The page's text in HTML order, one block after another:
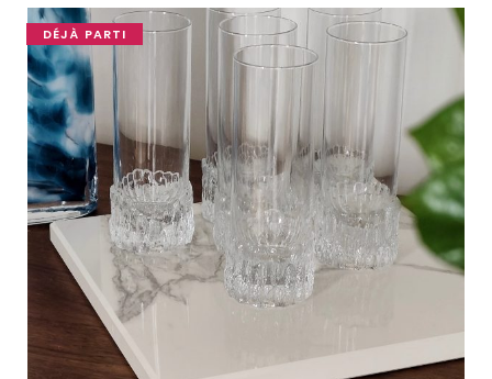
DÉJÀ PARTI